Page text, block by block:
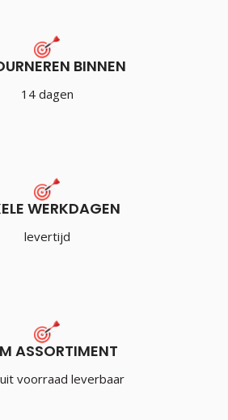
BINNEN
14 dagen
WERKDAGEN
levertijd
ASSORTIMENT
voorraad leverbaar